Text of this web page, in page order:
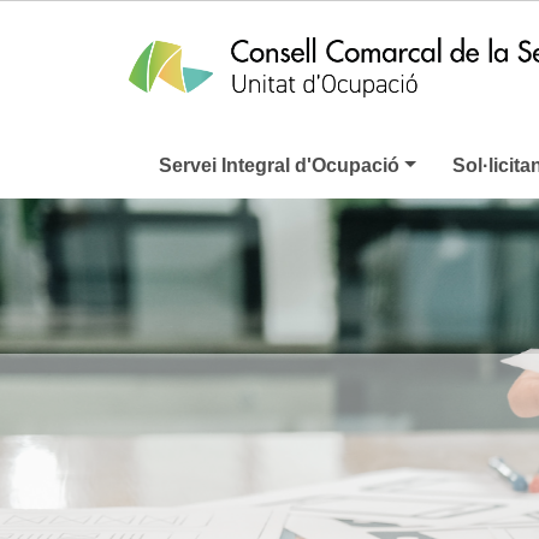
Servei Integral d'Ocupació